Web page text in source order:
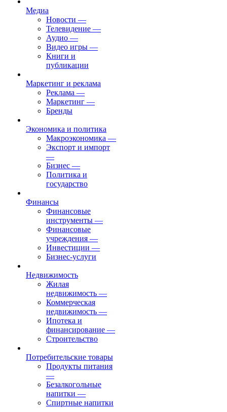
Медиа
Новости —
Телевидение —
Аудио —
Видео игры —
Книги и
публикации
Маркетинг и реклама
Реклама —
Маркетинг —
Бренды
Экономика и политика
Макроэкономика —
Экспорт и импорт
—
Бизнес —
Политика и
государство
Финансы
Финансовые
инструменты —
Финансовые
учреждения —
Инвестиции —
Бизнес-услуги
Недвижимость
Жилая
недвижимость —
Коммерческая
недвижимость —
Ипотека и
финансирование —
Строительство
Потребительские товары
Продукты питания
—
Безалкогольные
напитки —
Спиртные напитки